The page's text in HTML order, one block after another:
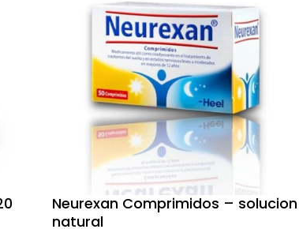
Neurexan Comprimidos – solucion
natural